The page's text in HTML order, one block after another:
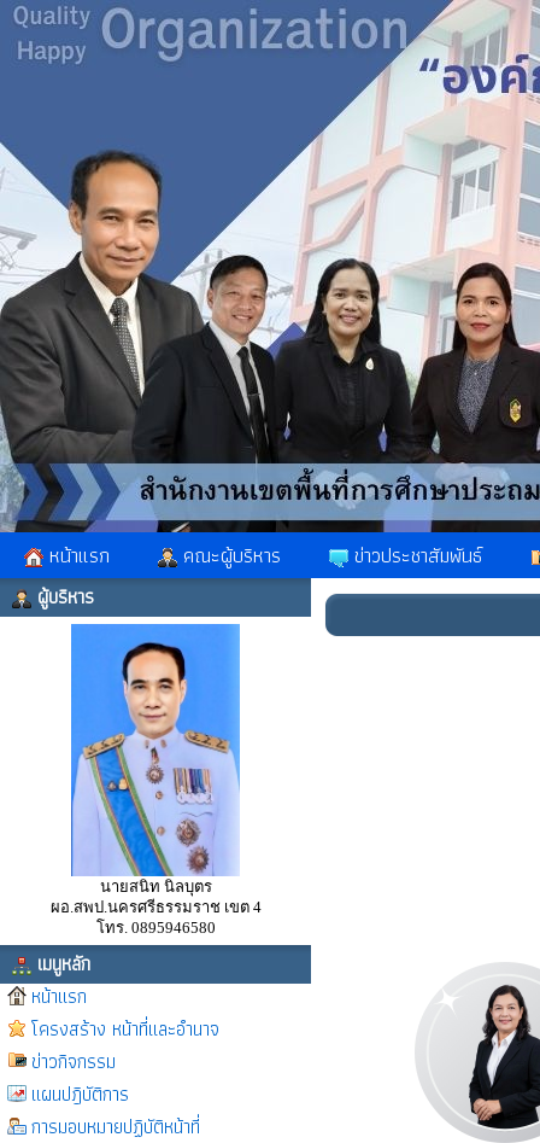
หน้าแรก คณะผู้บริหาร ข่าวประชาสัมพันธ์
ผู้บริหาร
นายสนิท นิลบุตร
ผอ.สพป.นครศรีธรรมราช เขต 4
โทร. 0895946580
เมนูหลัก
หน้าแรก
โครงสร้าง หน้าที่และอำนาจ
ข่าวกิจกรรม
แผนปฎิบัติการ
การมอบหมายปฏิบัติหน้าที่